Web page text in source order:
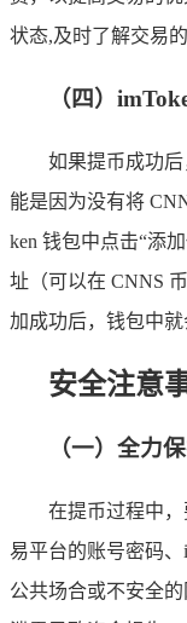
状态,及时了解交易的
（四）
如果提币成功后
能是因为没有将
ken 钱包中点击“添
址（可以在 CNNS
加成功后，钱包中就
安全注意
（一）全力
在提币过程中
易平台的账号密码
公共场合或不安全